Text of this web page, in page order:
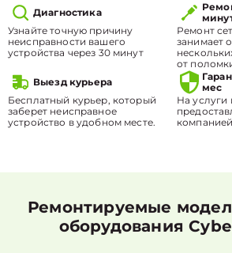
Диагностика
Узнайте точную причину
неисправности вашего
устройства через 30 минут
Ремонт
занимает
от
Выезд курьера
Бесплатный курьер, который
заберет неисправное
устройство в удобном месте.
мес
На услуги
компанией
Ремонтируемые
оборудования